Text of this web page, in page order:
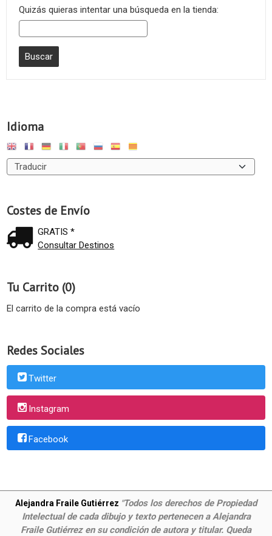
Idioma
Costes de Envío
GRATIS *
Consultar Destinos
Tu Carrito (0)
El carrito de la compra está vacío
Redes Sociales
Twitter
Instagram
Facebook
Quizás quieras intentar una búsqueda en la tienda:
Alejandra Fraile Gutiérrez "Todos los derechos de Propiedad
Intelectual de cada dibujo y texto pertenecen a Alejandra
Fraile Gutiérrez en su condición de autora y titular. Queda